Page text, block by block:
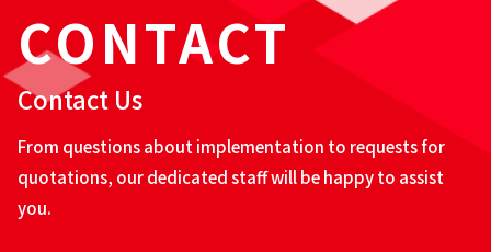
CONTACT
Contact Us
From questions about implementation to requests for
quotations, our dedicated staff will be happy to assist
you.